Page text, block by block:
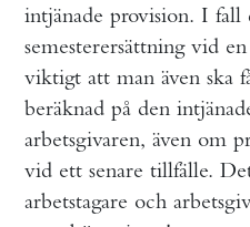
intjänade provision. I fall
semesterersättning vid
viktigt att man även ska
beräknad på den
arbetsgivaren, även om
vid ett senare tillfälle.
arbetstagare och